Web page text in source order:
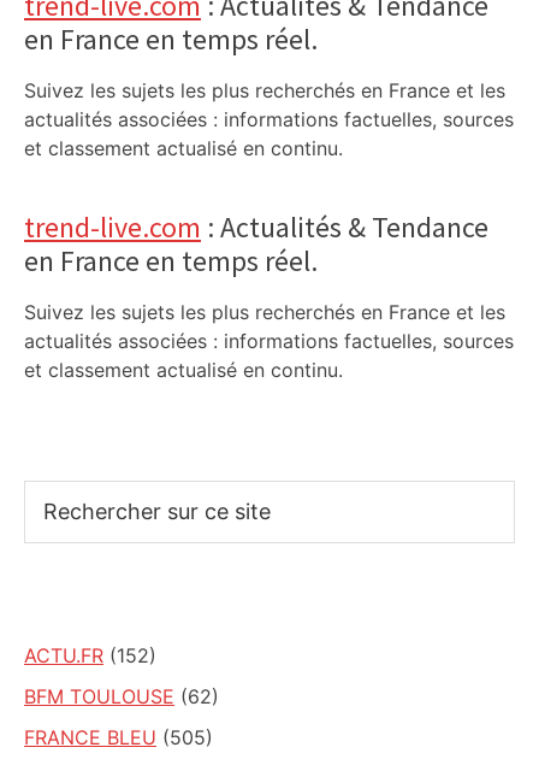
en France en temps réel.
Suivez les sujets les plus recherchés en France et les
actualités associées : informations factuelles, sources
et classement actualisé en continu.
trend-live.com : Actualités & Tendance
en France en temps réel.
Suivez les sujets les plus recherchés en France et les
actualités associées : informations factuelles, sources
et classement actualisé en continu.
sur
ACTU.FR (152)
BFM TOULOUSE (62)
FRANCE BLEU (505)